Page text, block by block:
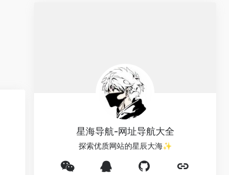
星海导航-网址导航大全
探索优质网站的星辰大海✨